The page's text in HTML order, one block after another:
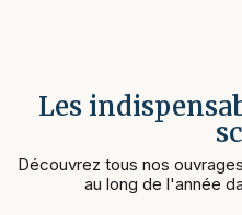
Les
Découvrez tous nos
au long de l'année